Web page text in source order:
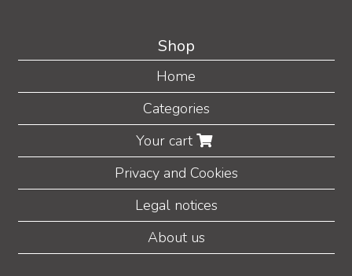
Shop
Home
Categories
Your cart
Privacy and Cookies
Legal notices
About us